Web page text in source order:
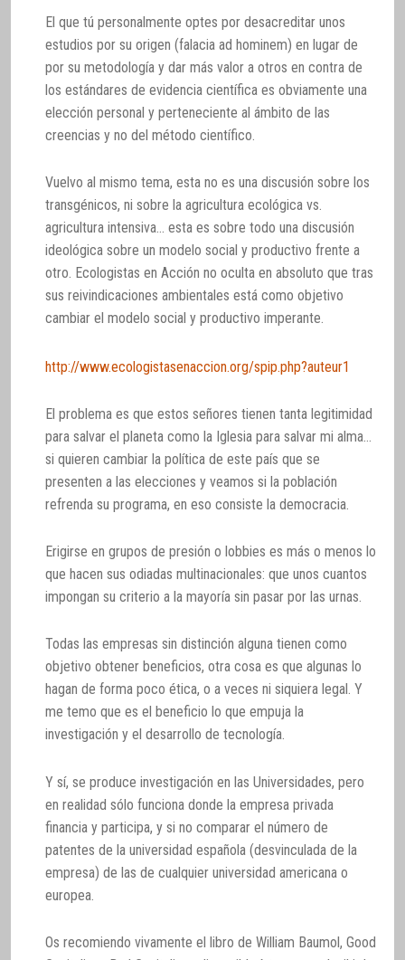
El que tú personalmente optes por desacreditar unos
estudios por su origen (falacia ad hominem) en lugar de
por su metodología y dar más valor a otros en contra de
los estándares de evidencia científica es obviamente una
elección personal y perteneciente al ámbito de las
creencias y no del método científico.
Vuelvo al mismo tema, esta no es una discusión sobre los
transgénicos, ni sobre la agricultura ecológica vs.
agricultura intensiva… esta es sobre todo una discusión
ideológica sobre un modelo social y productivo frente a
otro. Ecologistas en Acción no oculta en absoluto que tras
sus reivindicaciones ambientales está como objetivo
cambiar el modelo social y productivo imperante.
http://www.ecologistasenaccion.org/spip.php?auteur1
El problema es que estos señores tienen tanta legitimidad
para salvar el planeta como la Iglesia para salvar mi alma…
si quieren cambiar la política de este país que se
presenten a las elecciones y veamos si la población
refrenda su programa, en eso consiste la democracia.
Erigirse en grupos de presión o lobbies es más o menos lo
que hacen sus odiadas multinacionales: que unos cuantos
impongan su criterio a la mayoría sin pasar por las urnas.
Todas las empresas sin distinción alguna tienen como
objetivo obtener beneficios, otra cosa es que algunas lo
hagan de forma poco ética, o a veces ni siquiera legal. Y
me temo que es el beneficio lo que empuja la
investigación y el desarrollo de tecnología.
Y sí, se produce investigación en las Universidades, pero
en realidad sólo funciona donde la empresa privada
financia y participa, y si no comparar el número de
patentes de la universidad española (desvinculada de la
empresa) de las de cualquier universidad americana o
europea.
Os recomiendo vivamente el libro de William Baumol, Good